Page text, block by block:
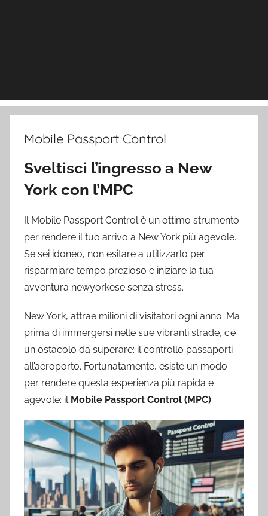
Mobile Passport Control
Sveltisci l’ingresso a New
York con l’MPC
Il Mobile Passport Control è un ottimo strumento
per rendere il tuo arrivo a New York più agevole.
Se sei idoneo, non esitare a utilizzarlo per
risparmiare tempo prezioso e iniziare la tua
avventura newyorkese senza stress.
New York, attrae milioni di visitatori ogni anno. Ma
prima di immergersi nelle sue vibranti strade, c’è
un ostacolo da superare: il controllo passaporti
all’aeroporto. Fortunatamente, esiste un modo
per rendere questa esperienza più rapida e
agevole: il Mobile Passport Control (MPC).